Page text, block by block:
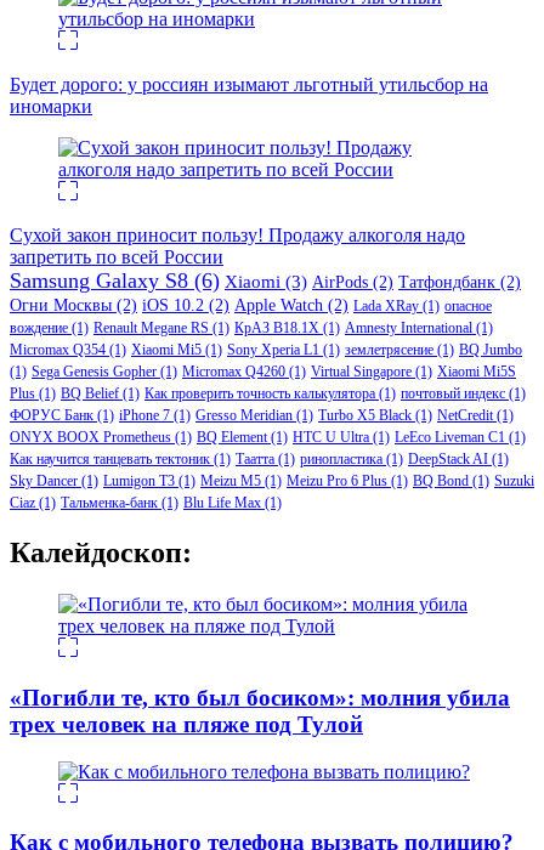
Будет дорого: у россиян изымают льготный утильсбор на
иномарки
Сухой закон приносит пользу! Продажу алкоголя надо
запретить по всей России
Samsung Galaxy S8 (6) Xiaomi (3) AirPods (2) Татфондбанк (2)
Огни Москвы (2) iOS 10.2 (2) Apple Watch (2) Lada XRay (1) опасное
вождение (1) Renault Megane RS (1) КрАЗ В18.1Х (1) Amnesty International (1)
Micromax Q354 (1) Xiaomi Mi5 (1) Sony Xperia L1 (1) землетрясение (1) BQ Jumbo
(1) Sega Genesis Gopher (1) Micromax Q4260 (1) Virtual Singapore (1) Xiaomi Mi5S
Plus (1) BQ Belief (1) Как проверить точность калькулятора (1) почтовый индекс (1)
ФОРУС Банк (1) iPhone 7 (1) Gresso Meridian (1) Turbo X5 Black (1) NetCredit(1)
ONYX BOOX Prometheus (1) BQ Element(1) HTC U Ultra (1) LeEco Liveman C1 (1)
Как научится танцевать тектоник (1) Таатта (1) ринопластика (1) DeepStack AI (1)
Sky Dancer (1) Lumigon T3 (1) Meizu M5 (1) Meizu Pro 6 Plus (1) BQ Bond (1) Suzuki
Ciaz (1) Тальменка-банк (1) Blu Life Max (1)
Калейдоскоп:
«Погибли те, кто был босиком»: молния убила
трех человек на пляже под Тулой
Как с мобильного телефона вызвать полицию?